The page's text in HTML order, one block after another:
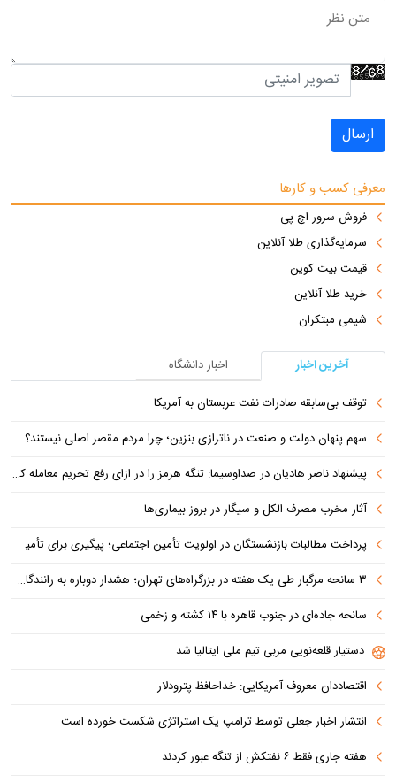
ارسال
معرفی کسب و کارها
فروش سرور اچ پی
سرمایه‌گذاری طلا آنلاین
قیمت بیت کوین
خرید طلا آنلاین
شیمی مبتکران
آخرین اخبار
اخبار دانشگاه
توقف بی‌سابقه صادرات نفت عربستان به آمریکا
سهم پنهان دولت و صنعت در ناترازی بنزین؛ چرا مردم مقصر اصلی نیستند؟
پیشنهاد ناصر هادیان در صداوسیما: تنگه هرمز را در ازای رفع تحریم معامله کنیم
آثار مخرب مصرف الکل و سیگار در بروز بیماری‌ها
پرداخت مطالبات بازنشستگان در اولویت تأمین اجتماعی؛ پیگیری برای تأمین منابع ادامه دارد
۳ سانحه مرگبار طی یک هفته در بزرگراه‌های تهران؛ هشدار دوباره به رانندگان و عابران
سانحه جاده‌ای در جنوب قاهره با ۱۴ کشته و زخمی
دستیار قلعه‌نویی مربی تیم ملی ایتالیا شد
اقتصاددان معروف آمریکایی: خداحافظ پترودلار
انتشار اخبار جعلی توسط ترامپ یک استراتژی شکست خورده است
هفته جاری فقط ۶ نفتکش از تنگه عبور کردند